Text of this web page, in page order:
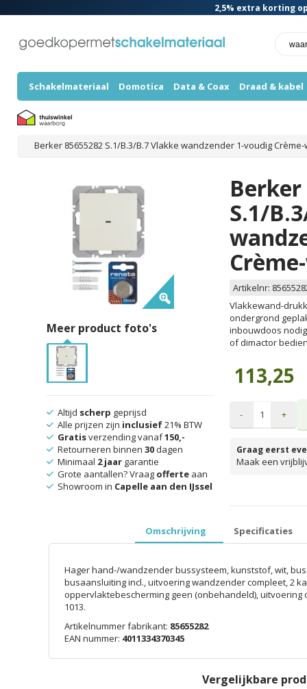
2,5% extra korting
Schakelmateriaal Domotica Data & Coax Draad & kabel
Berker 85655282 S.1/B.3/B.7 Vlakke wandzender 1-voudig
Berker
S.1/
Artikelnr:
Vlakkewand-
ondergrond
inbouwdoos
of dimactor
113,25
- +
Graag eerst
Maak een
Meer product foto's
Altijd scherp geprijsd
Alle prijzen zijn inclusief21% BTW
Gratisverzending vanaf150,-
Retourneren binnen 30dagen
Minimaal 2 jaargarantie
Grote aantallen? Vraag offerteaan
Showroom in Capelle aan den IJssel
Omschrijving Specificaties
Hager hand-/wandzender bussysteem, kunststof, wit,
busaansluiting incl., uitvoering wandzender compleet, 2
oppervlaktebescherming geen (onbehandeld), uitvoering
1013.
Artikelnummer fabrikant: 85655282
EAN nummer: 4011334370345
Vergelijkbare